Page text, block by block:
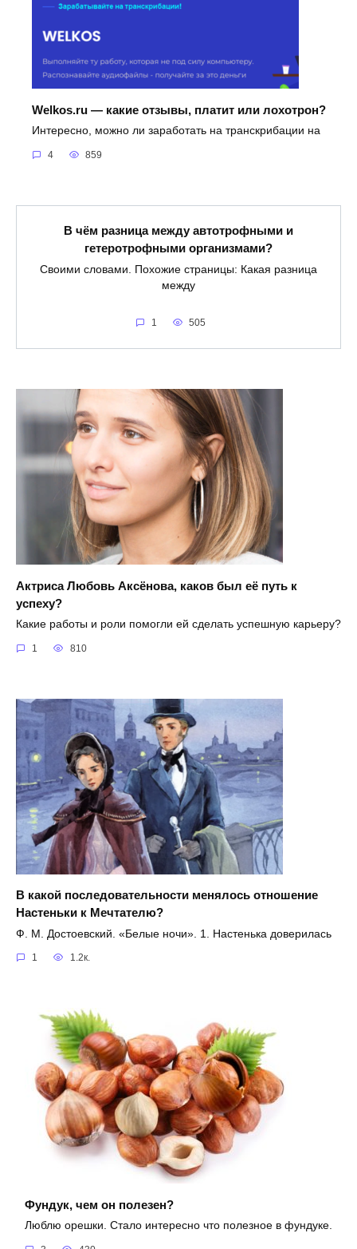
Welkos.ru — какие отзывы, платит или лохотрон?
Интересно, можно ли заработать на транскрибации на
4 859
В чём разница между автотрофными и
гетеротрофными организмами?
Своими словами. Похожие страницы: Какая разница
между
1 505
Актриса Любовь Аксёнова, каков был её путь к
успеху?
Какие работы и роли помогли ей сделать успешную карьеру?
1 810
В какой последовательности менялось отношение
Настеньки к Мечтателю?
Ф. М. Достоевский. «Белые ночи». 1. Настенька доверилась
1 1.2к.
Фундук, чем он полезен?
Люблю орешки. Стало интересно что полезное в фундуке.